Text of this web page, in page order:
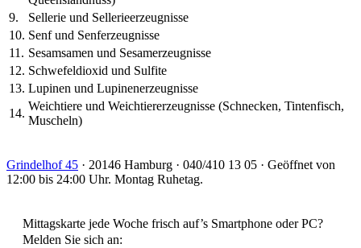
9.
Sellerie und Sellerieerzeugnisse
10. Senf und Senferzeugnisse
11. Sesamsamen und Sesamerzeugnisse
12. Schwefeldioxid und Sulfite
13. Lupinen und Lupinenerzeugnisse
14.
Weichtiere und Weichtiererzeugnisse (Schnecken, Tintenfisch,
Muscheln)
Grindelhof 45 · 20146 Hamburg · 040/410 13 05 · Geöffnet von
12:00 bis 24:00 Uhr. Montag Ruhetag.
Mittagskarte jede Woche frisch auf’s Smartphone oder PC?
Melden Sie sich an: